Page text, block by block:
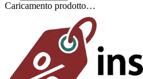
Caricamento prodotto…